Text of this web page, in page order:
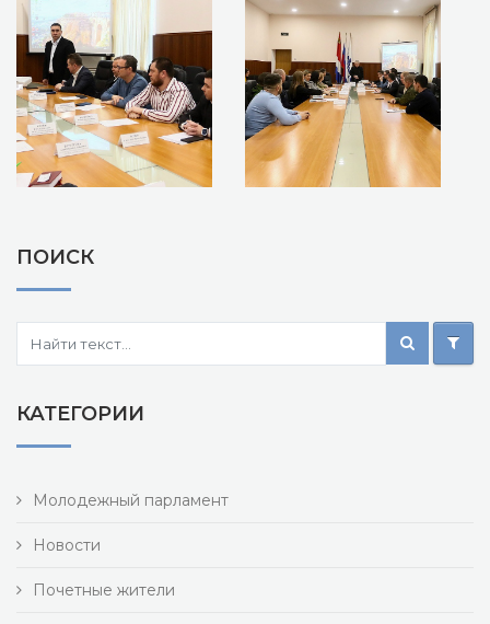
ПОИСК
КАТЕГОРИИ
Молодежный парламент
Новости
Почетные жители